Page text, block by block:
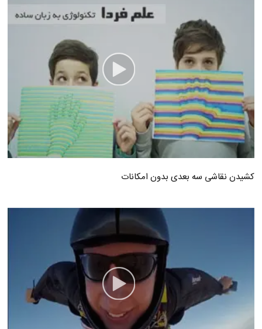
کشیدن نقاشی سه بعدی بدون امکانات